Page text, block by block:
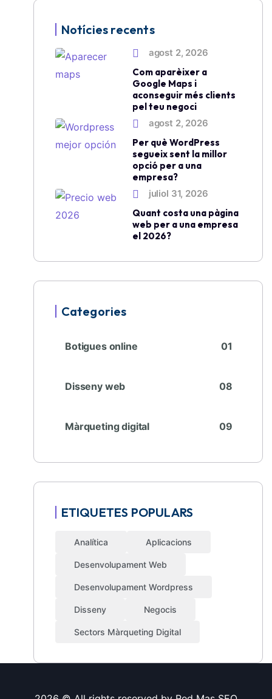
Notícies recents
agost 2, 2026
Com aparèixer a
Google Maps i
aconseguir més clients
pel teu negoci
agost 2, 2026
Per què WordPress
segueix sent la millor
opció per a una
empresa?
juliol 31, 2026
Quant costa una pàgina
web per a una empresa
el 2026?
Categories
Botigues online 01
Disseny web 08
Màrqueting digital 09
ETIQUETES POPULARS
Analítica Aplicacions
Desenvolupament Web
Desenvolupament Wordpress
Disseny Negocis
Sectors Màrqueting Digital